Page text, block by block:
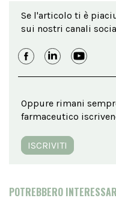
Se l'articolo ti è
sui nostri canali
Oppure rimani
farmaceutico
ISCRIVITI
POTREBBERO